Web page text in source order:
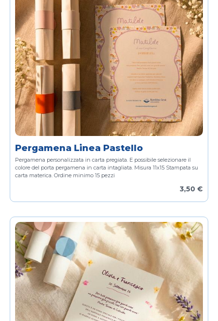
Pergamena Linea Pastello
Pergamena personalizzata in carta pregiata. E possibile selezionare il
colore del porta pergamena in carta intagliata. Misura 11x15 Stampata su
carta materica. Ordine minimo 15 pezzi
3,50 €